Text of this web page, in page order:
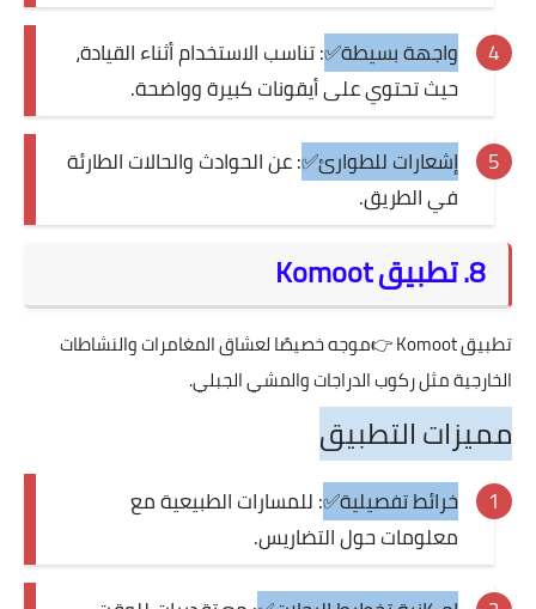
واجهة بسيطة✅: تناسب الاستخدام أثناء القيادة،
حيث تحتوي على أيقونات كبيرة وواضحة.
إشعارات للطوارئ✅: عن الحوادث والحالات الطارئة
في الطريق.
8. تطبيق Komoot
تطبيقKomoot👉موجه خصيصًا لعشاق المغامرات والنشاطات
الخارجية مثل ركوب الدراجات والمشي الجبلي.
مميزات التطبيق
خرائط تفصيلية✅: للمسارات الطبيعية مع
معلومات حول التضاريس.